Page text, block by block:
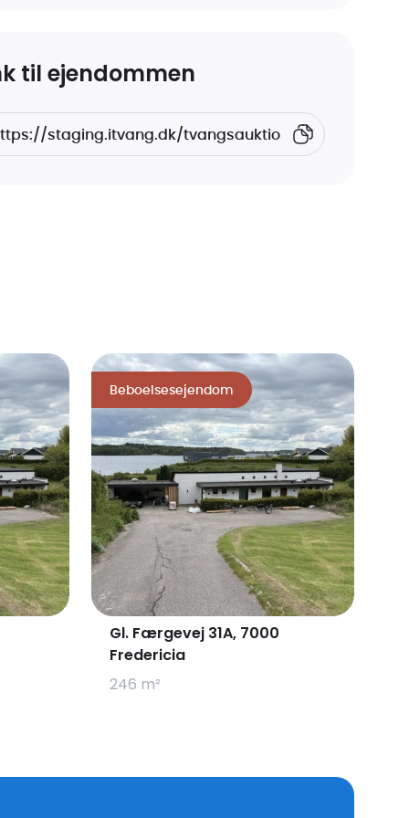
til ejendommen
Beboelsesejendom
Gl. Færgevej 31A, 7000
Fredericia
246 m²